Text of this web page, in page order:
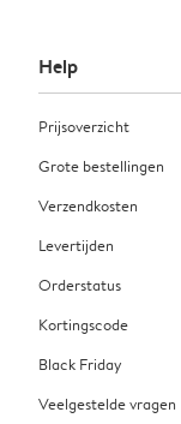
Help
Prijsoverzicht
Grote bestellingen
Verzendkosten
Levertijden
Orderstatus
Kortingscode
Black Friday
Veelgestelde vragen